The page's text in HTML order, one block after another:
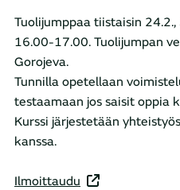
Tuolijumppaa tiistaisin
16.00-17.00. Tuolijumpan
Gorojeva.
Tunnilla opetellaan
testaamaan jos saisit oppia
Kurssi järjestetään
kanssa.
Ilmoittaudu